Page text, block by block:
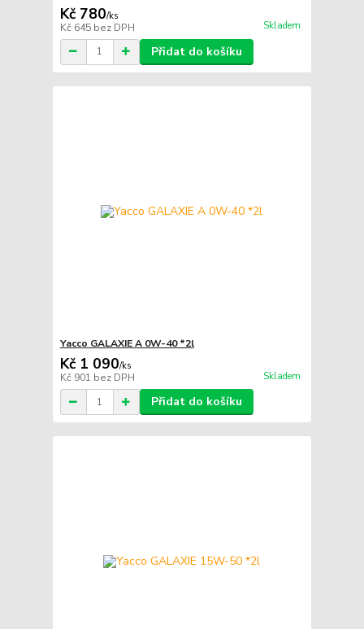
Kč 780/ks
Kč 645 bez DPH Skladem
Přidat do košíku
Yacco GALAXIE A 0W-40 *2l
Kč 1 090/ks
Kč 901 bez DPH Skladem
Přidat do košíku